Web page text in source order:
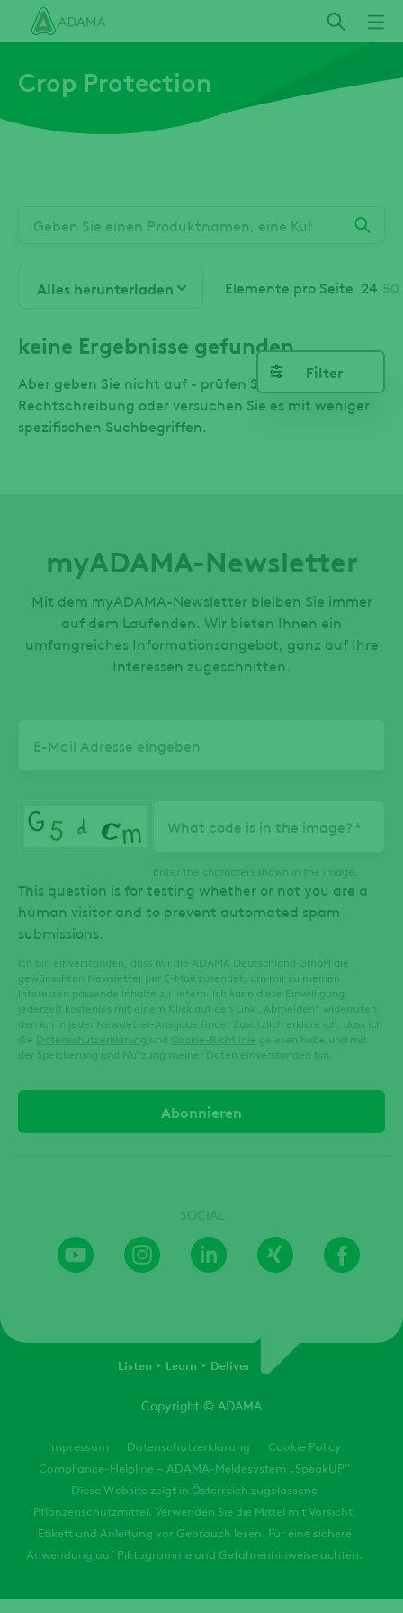
Direkt
Crop Protection
Filter
Alles herunterladen Elemente pro Seite 24 50
keine Ergebnisse gefunden.
Aber geben Sie nicht auf - prüfen Sie die
Rechtschreibung oder versuchen Sie es mit weniger
spezifischen Suchbegriffen.
myADAMA-Newsletter
Mit dem myADAMA-Newsletter bleiben Sie immer
auf dem Laufenden. Wir bieten Ihnen ein
umfangreiches Informationsangebot, ganz auf Ihre
Interessen zugeschnitten.
What code is in the image?
Enter the characters shown in the image.
This question is for testing whether or not you are a
human visitor and to prevent automated spam
submissions.
Ich bin einverstanden, dass mir die ADAMA Deutschland GmbH die
gewünschten Newsletter per E-Mail zusendet, um mir zu meinen
Interessen passende Inhalte zu liefern. Ich kann diese Einwilligung
jederzeit kostenlos mit einem Klick auf den Link „Abmelden“ widerrufen,
den ich in jeder Newsletter-Ausgabe finde. Zusätzlich erkläre ich, dass ich
die Datenschutzerklärung und Cookie-Richtlinie gelesen habe und mit
der Speicherung und Nutzung meiner Daten einverstanden bin.
SOCIAL
Youtube
Channel
Instagram LinkedIn
Legal
Impressum Datenschutzerklärung
Cookie Policy
Compliance-Helpline – ADAMA-Meldesystem „SpeakUP“
Diese Website zeigt in Österreich zugelassene
Pflanzenschutzmittel. Verwenden Sie die Mittel mit Vorsicht.
Etikett und Anleitung vor Gebrauch lesen. Für eine sichere
Anwendung auf Piktogramme und Gefahrenhinweise achten.
Listen Learn Deliver
Copyright © ADAMA